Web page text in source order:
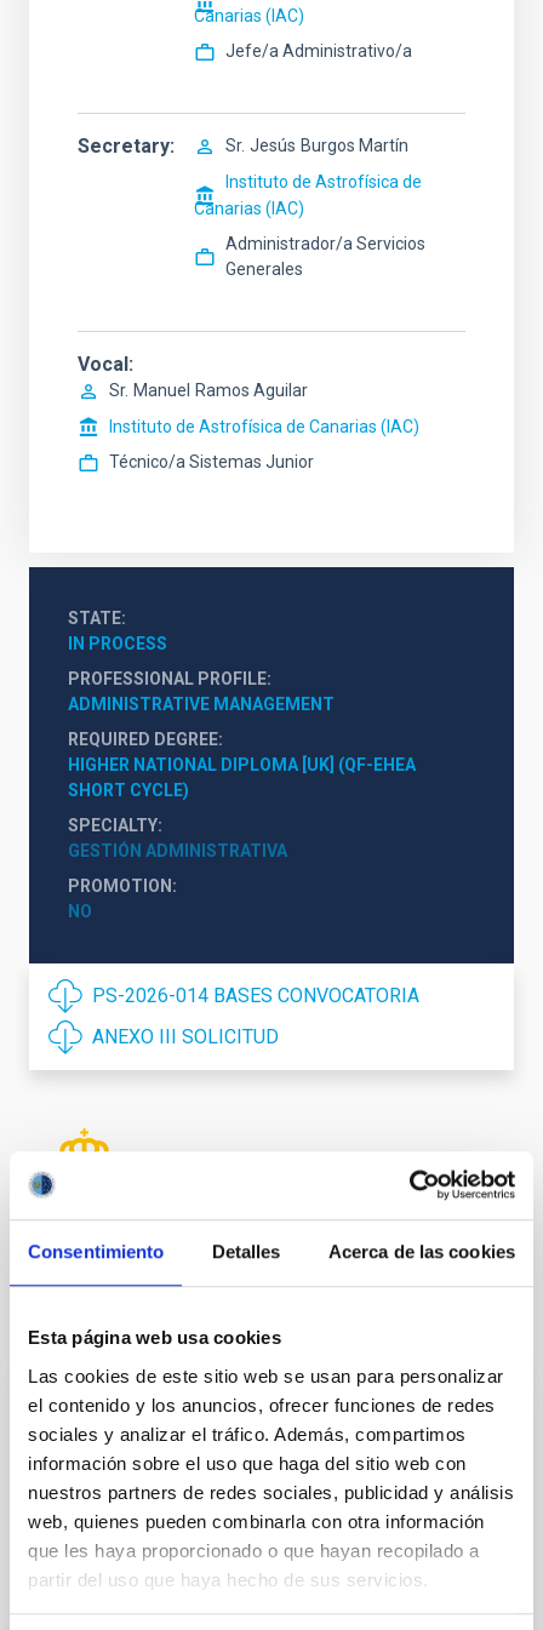
Consentimiento Detalles Acerca de las cookies
Esta página web usa cookies
Las cookies de este sitio web se usan para personalizar
el contenido y los anuncios, ofrecer funciones de redes
sociales y analizar el tráfico. Además, compartimos
información sobre el uso que haga del sitio web con
nuestros partners de redes sociales, publicidad y análisis
web, quienes pueden combinarla con otra información
que les haya proporcionado o que hayan recopilado a
partir del uso que haya hecho de sus servicios.
Canarias (IAC)
Jefe/a Administrativo/a
Secretary Sr. Jesús Burgos Martín
Instituto de Astrofísica de
Canarias (IAC)
Administrador/a Servicios
Generales
Vocal
Sr. Manuel
Ramos Aguilar
Instituto de Astrofísica de Canarias (IAC)
Técnico/a Sistemas Junior
STATE
IN PROCESS
PROFESSIONAL PROFILE
ADMINISTRATIVE MANAGEMENT
REQUIRED DEGREE
HIGHER NATIONAL DIPLOMA [UK] (QF-EHEA
SHORT CYCLE)
SPECIALTY
GESTIÓN ADMINISTRATIVA
PROMOTION
NO
PS-2026-014 BASES CONVOCATORIA
ANEXO III SOLICITUD
It may interest you
PERMANENT (OPEN TO PUBLIC)
Un contrato - Técnico/a de Taller -
Especialidad Mecánica- Fijo Laboral - PS-
2026-032
Se convoca proceso selectivo para el ingreso, como
personal laboral fijo, de un puesto de trabajo con la
categoría profesional de Técnico/a de Taller, acogido